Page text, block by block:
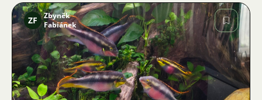
Bild
ZF
Zbyněk
Fabiánek